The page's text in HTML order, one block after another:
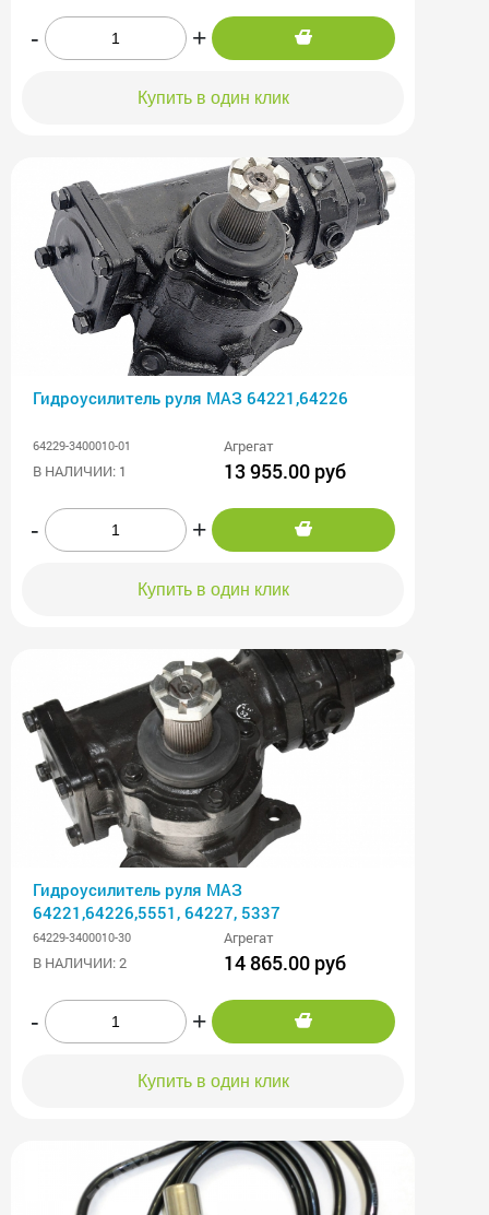
- +
Купить в один клик
Гидроусилитель руля МАЗ 64221,64226
64229-3400010-01
Агрегат
В НАЛИЧИИ: 1
13 955.00 руб
- +
Купить в один клик
Гидроусилитель руля МАЗ
64221,64226,5551, 64227, 5337
64229-3400010-30
Агрегат
В НАЛИЧИИ: 2
14 865.00 руб
- +
Купить в один клик